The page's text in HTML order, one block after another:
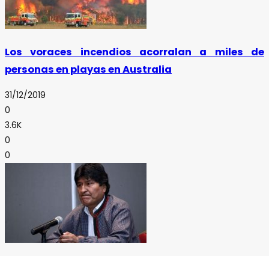
Los voraces incendios acorralan a miles de
personas en playas en Australia
31/12/2019
0
3.6K
0
0